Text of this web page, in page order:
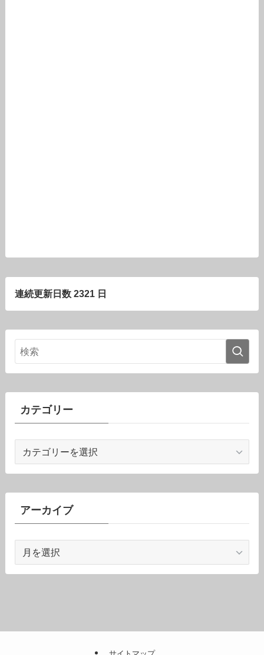
連続更新日数 2321 日
カテゴリー
ゴ
リ
ーアーカイブ
カ